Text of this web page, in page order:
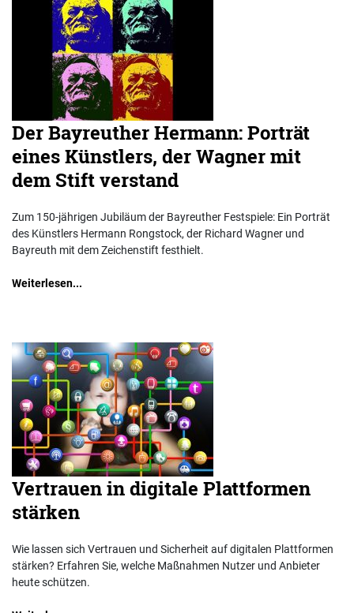
Der Bayreuther Hermann: Porträt
eines Künstlers, der Wagner mit
dem Stift verstand
Zum 150-jährigen Jubiläum der Bayreuther Festspiele: Ein Porträt
des Künstlers Hermann Rongstock, der Richard Wagner und
Bayreuth mit dem Zeichenstift festhielt.
Weiterlesen...
Vertrauen in digitale Plattformen
stärken
Wie lassen sich Vertrauen und Sicherheit auf digitalen Plattformen
stärken? Erfahren Sie, welche Maßnahmen Nutzer und Anbieter
heute schützen.